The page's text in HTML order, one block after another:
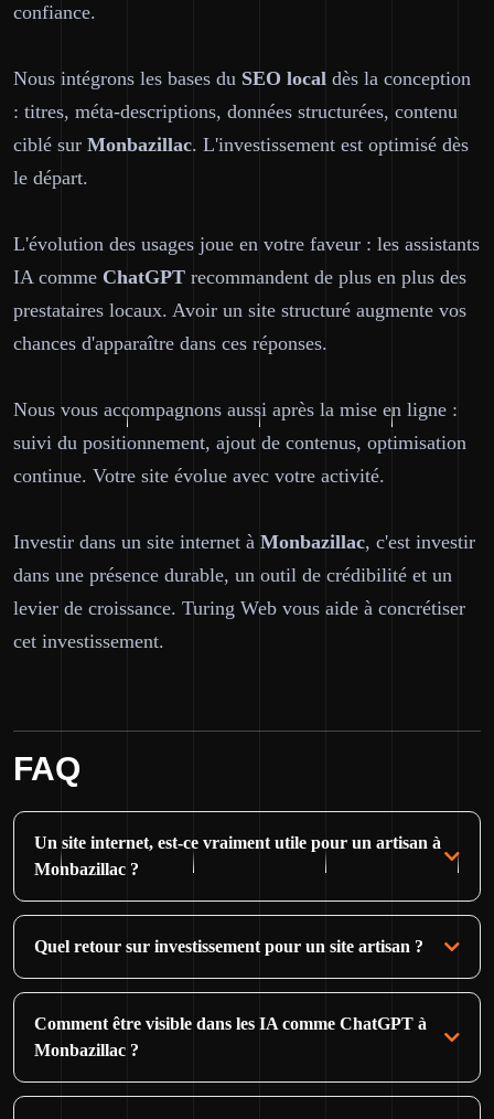
confiance.
Nous intégrons les bases du SEO local dès la conception
: titres, méta-descriptions, données structurées, contenu
ciblé sur Monbazillac. L'investissement est optimisé dès
le départ.
L'évolution des usages joue en votre faveur : les assistants
IA comme ChatGPT recommandent de plus en plus des
prestataires locaux. Avoir un site structuré augmente vos
chances d'apparaître dans ces réponses.
Nous vous accompagnons aussi après la mise en ligne :
suivi du positionnement, ajout de contenus, optimisation
continue. Votre site évolue avec votre activité.
Investir dans un site internet à Monbazillac, c'est investir
dans une présence durable, un outil de crédibilité et un
levier de croissance. Turing Web vous aide à concrétiser
cet investissement.
FAQ
Un site internet, est-ce vraiment utile pour un artisan à
Monbazillac ?
Quel retour sur investissement pour un site artisan ?
Comment être visible dans les IA comme ChatGPT à
Monbazillac ?